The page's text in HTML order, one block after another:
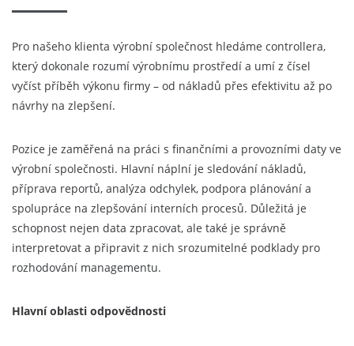
Pro našeho klienta výrobní společnost hledáme controllera,
který dokonale rozumí výrobnímu prostředí a umí z čísel
vyčíst příběh výkonu firmy – od nákladů přes efektivitu až po
návrhy na zlepšení.
Pozice je zaměřená na práci s finančními a provozními daty ve
výrobní společnosti. Hlavní náplní je sledování nákladů,
příprava reportů, analýza odchylek, podpora plánování a
spolupráce na zlepšování interních procesů. Důležitá je
schopnost nejen data zpracovat, ale také je správně
interpretovat a připravit z nich srozumitelné podklady pro
rozhodování managementu.
Hlavní oblasti odpovědnosti